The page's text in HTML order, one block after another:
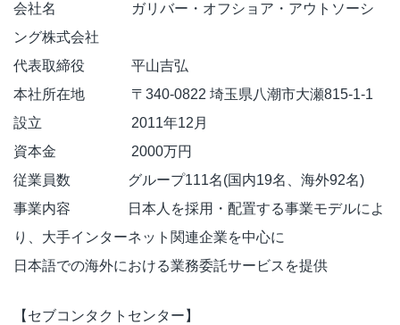
会社名 ガリバー・オフショア・アウトソーシ
ング株式会社
代表取締役 平山吉弘
本社所在地 〒340-0822 埼玉県八潮市大瀬815-1-1
設立 2011年12月
資本金 2000万円
従業員数 グループ111名(国内19名、海外92名)
事業内容 日本人を採用・配置する事業モデルによ
り、大手インターネット関連企業を中心に
日本語での海外における業務委託サービスを提供
【セブコンタクトセンター】